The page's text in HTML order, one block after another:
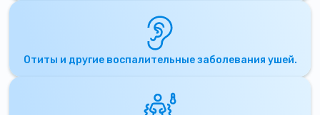
Отиты и другие воспалительные заболевания ушей.